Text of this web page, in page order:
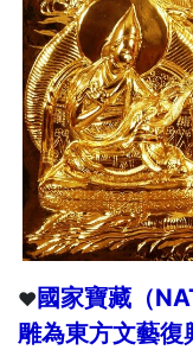
❤️ 國家寶藏（
雕為東方文藝復